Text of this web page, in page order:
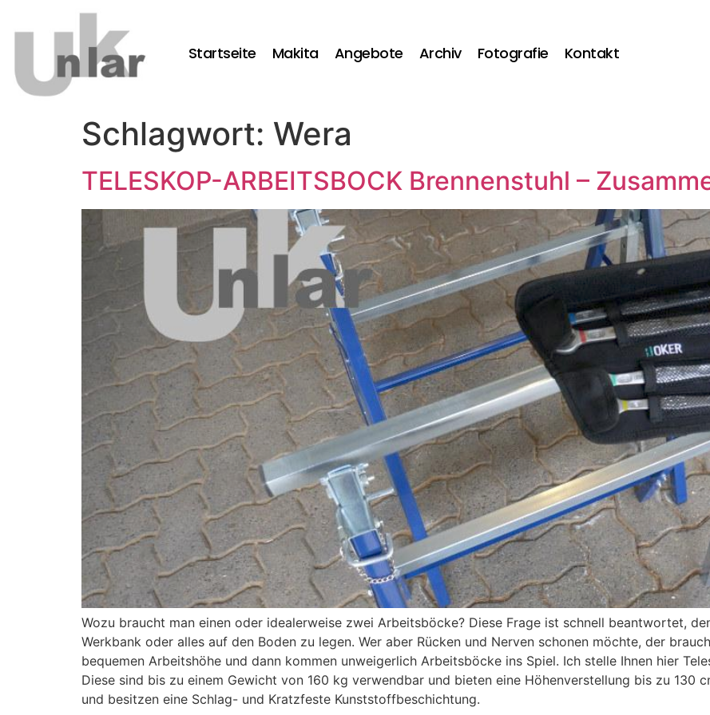
Startseite Makita Angebote Archiv Fotografie Kontakt
Schlagwort: Wera
TELESKOP-ARBEITSBOCK Brennenstuhl –
Wozu braucht man einen oder idealerweise zwei Arbeitsböcke? Diese Frage ist schnell beantwortet,
Werkbank oder alles auf den Boden zu legen. Wer aber Rücken und Nerven schonen möchte, der
bequemen Arbeitshöhe und dann kommen unweigerlich Arbeitsböcke ins Spiel. Ich stelle Ihnen hier
Diese sind bis zu einem Gewicht von 160 kg verwendbar und bieten eine Höhenverstellung bis zu 130
und besitzen eine Schlag- und Kratzfeste Kunststoffbeschichtung.